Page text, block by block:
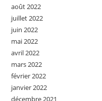
août 2022
juillet 2022
juin 2022
mai 2022
avril 2022
mars 2022
février 2022
janvier 2022
décembre 2021